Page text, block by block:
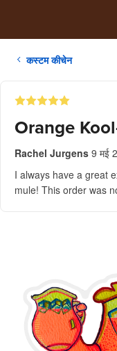
कस्टम कीचेन
Orange
Rachel Jurgens 9 मई
I always have a great
mule! This order was